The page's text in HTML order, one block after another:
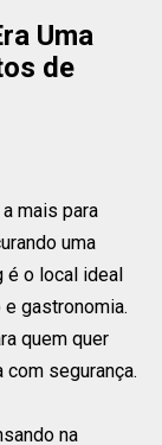
Uma
de
mais para
uma
é o local ideal
gastronomia.
quem quer
segurança.
na